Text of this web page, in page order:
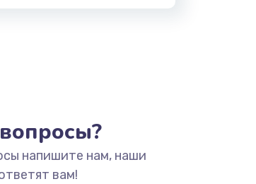
напишите нам, наши
вам!